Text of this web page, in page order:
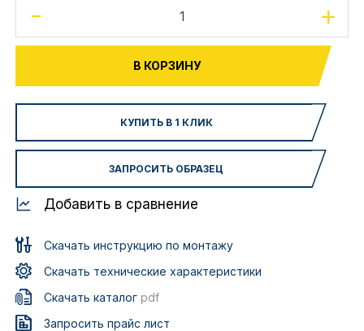
- +
В КОРЗИНУ
КУПИТЬ В 1 КЛИК
ЗАПРОСИТЬ ОБРАЗЕЦ
Добавить в сравнение
Скачать инструкцию по монтажу
Скачать технические характеристики
Скачать каталогpdf
Запросить прайс лист